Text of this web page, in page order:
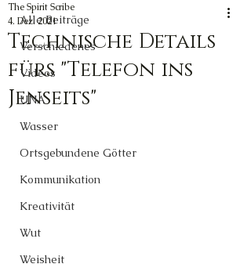
Alle Beiträge
Verschiedenes
Videos
UNA
Wasser
Ortsgebundene Götter
Kommunikation
Kreativität
Wut
Weisheit
Technische Details
fürs "Telefon ins
Jenseits"
The Spirit Scribe
4. Dez. 2021